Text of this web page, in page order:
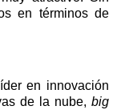
en términos de
en innovación
de la nube, big